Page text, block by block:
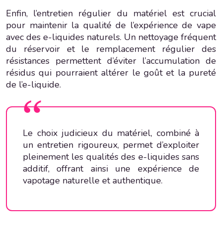
Enfin, l’entretien régulier du matériel est crucial
pour maintenir la qualité de l’expérience de vape
avec des e-liquides naturels. Un nettoyage fréquent
du réservoir et le remplacement régulier des
résistances permettent d’éviter l’accumulation de
résidus qui pourraient altérer le goût et la pureté
de l’e-liquide.
Le choix judicieux du matériel, combiné à
un entretien rigoureux, permet d’exploiter
pleinement les qualités des e-liquides sans
additif, offrant ainsi une expérience de
vapotage naturelle et authentique.